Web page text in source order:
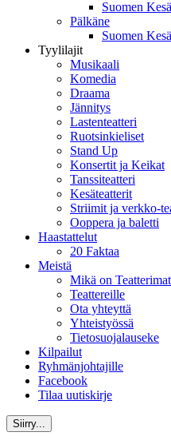
Suomen
Pälkäne
Suomen
Tyylilajit
Musikaali
Komedia
Draama
Jännitys
Lastenteatteri
Ruotsinkieliset
Stand Up
Konsertit ja Keikat
Tanssiteatteri
Kesäteatterit
Striimit ja verkko-
Ooppera ja baletti
Haastattelut
20 Faktaa
Meistä
Mikä on
Teattereille
Ota yhteyttä
Yhteistyössä
Tietosuojalauseke
Kilpailut
Ryhmänjohtajille
Facebook
Tilaa uutiskirje
Siirry...